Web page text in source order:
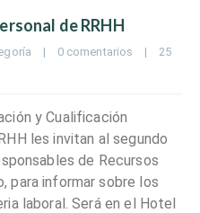
de RRHH
| 0 comentarios |
25
y Cualificación
les invitan al segundo
de Recursos
para informar sobre los
laboral. Será en el Hotel